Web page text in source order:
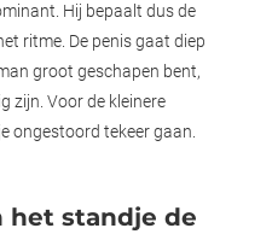
Hij bepaalt dus de
ritme. De penis gaat diep
groot geschapen bent,
zijn. Voor de kleinere
ongestoord tekeer gaan.
het standje de